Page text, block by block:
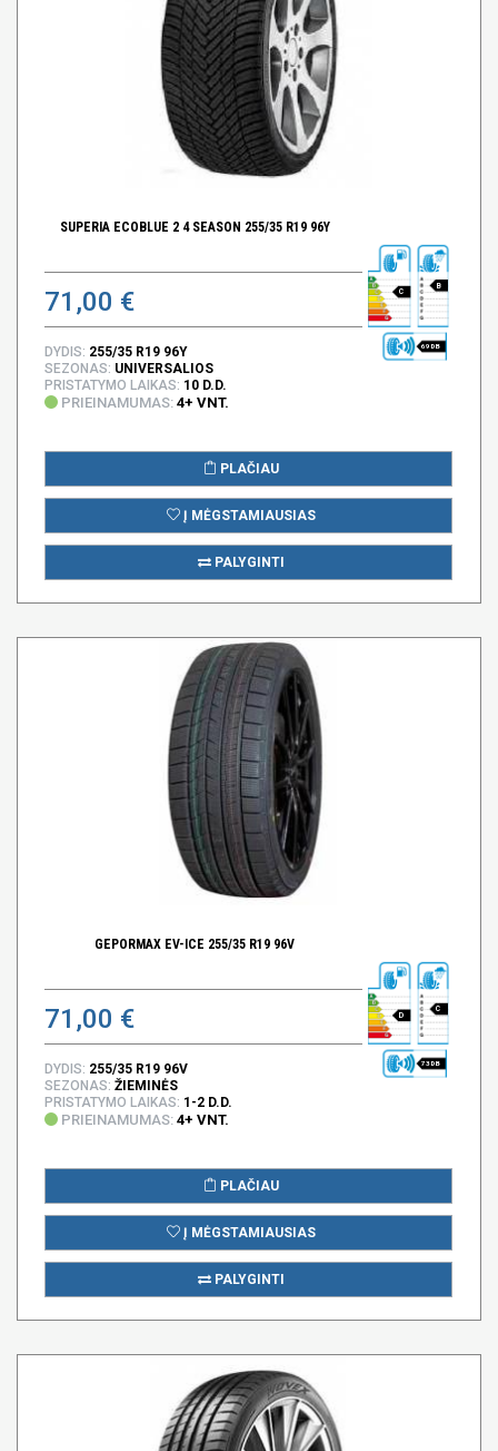
SUPERIA ECOBLUE 2 4 SEASON 255/35 R19 96Y
71,00 € C
B
69 DB
DYDIS: 255/35 R19 96Y
SEZONAS: UNIVERSALIOS
PRISTATYMO LAIKAS: 10 D.D.
PRIEINAMUMAS: 4+ VNT.
PLAČIAU
Į MĖGSTAMIAUSIAS
PALYGINTI
GEPORMAX EV-ICE 255/35 R19 96V
71,00 € D
C
73 DB
DYDIS: 255/35 R19 96V
SEZONAS: ŽIEMINĖS
PRISTATYMO LAIKAS: 1-2 D.D.
PRIEINAMUMAS: 4+ VNT.
PLAČIAU
Į MĖGSTAMIAUSIAS
PALYGINTI